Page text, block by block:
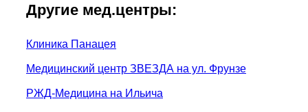
Другие мед.центры:
Клиника Панацея
Медицинский центр ЗВЕЗДА на ул. Фрунзе
РЖД-Медицина на Ильича